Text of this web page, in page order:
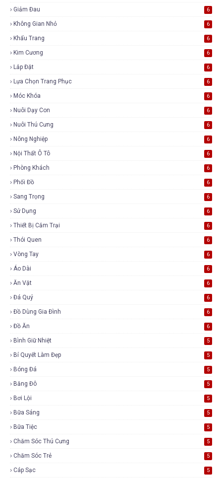
Giảm Đau 6
Không Gian Nhỏ 6
Khẩu Trang 6
Kim Cương 6
Lắp Đặt 6
Lựa Chọn Trang Phục 6
Móc Khóa 6
Nuôi Dạy Con 6
Nuôi Thú Cưng 6
Nông Nghiệp 6
Nội Thất Ô Tô 6
Phòng Khách 6
Phối Đồ 6
Sang Trọng 6
Sử Dụng 6
Thiết Bị Cắm Trại 6
Thói Quen 6
Vòng Tay 6
Áo Dài 6
Ăn Vặt 6
Đá Quý 6
Đồ Dùng Gia Đình 6
Đồ Ăn 6
Bình Giữ Nhiệt 5
Bí Quyết Làm Đẹp 5
Bóng Đá 5
Băng Đô 5
Bơi Lội 5
Bữa Sáng 5
Bữa Tiệc 5
Chăm Sóc Thú Cưng 5
Chăm Sóc Trẻ 5
Cáp Sạc 5